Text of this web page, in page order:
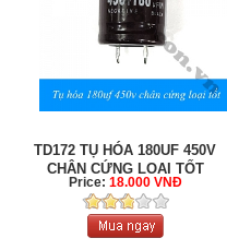
TD172 TỤ HÓA 180UF 450V
CHÂN CỨNG LOẠI TỐT
Price: 18.000 VNĐ